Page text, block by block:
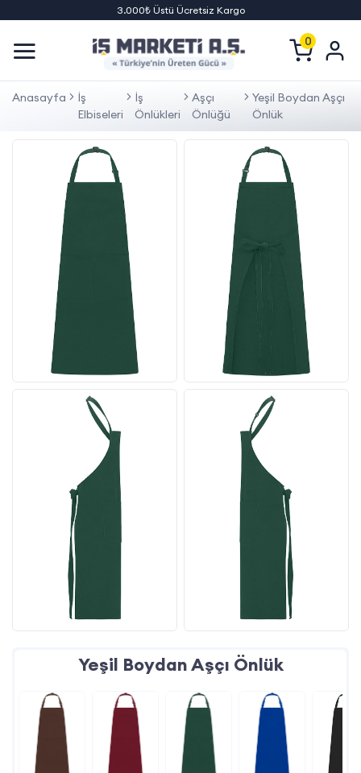
3.000₺ Üstü Ücretsiz Kargo
0
Anasayfa
İş
Elbiseleri
İş
Önlükleri
Aşçı
Önlüğü
Yeşil Boydan Aşçı
Önlük
Yeşil Boydan Aşçı Önlük